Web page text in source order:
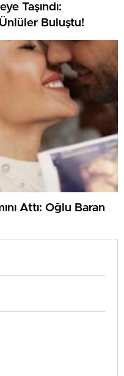
Taşındı:
Buluştu!
Attı: Oğlu Baran